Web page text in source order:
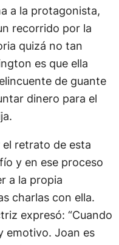
a la protagonista,
recorrido por la
quizá no tan
es que ella
de guante
dinero para el
retrato de esta
y en ese proceso
a la propia
charlas con ella.
expresó: “Cuando
emotivo. Joan es